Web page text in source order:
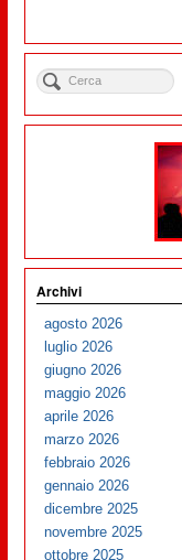
Archivi
agosto 2026
luglio 2026
giugno 2026
maggio 2026
aprile 2026
marzo 2026
febbraio 2026
gennaio 2026
dicembre 2025
novembre 2025
ottobre 2025